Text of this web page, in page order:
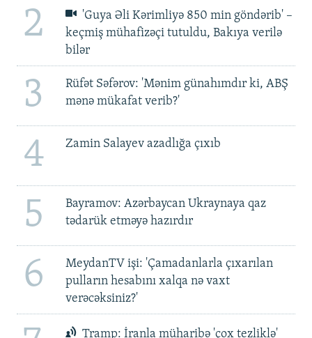
2
'Guya Əli Kərimliyə 850 min göndərib' –
keçmiş mühafizəçi tutuldu, Bakıya verilə
bilər
3
Rüfət Səfərov: 'Mənim günahımdır ki, ABŞ
mənə mükafat verib?'
4 Zamin Salayev azadlığa çıxıb
5
Bayramov: Azərbaycan Ukraynaya qaz
tədarük etməyə hazırdır
6
MeydanTV işi: 'Çamadanlarla çıxarılan
pulların hesabını xalqa nə vaxt
verəcəksiniz?'
Tramp: İranla müharibə 'çox tezliklə'